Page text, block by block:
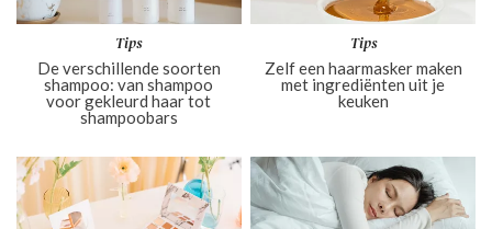
Tips
De verschillende soorten
shampoo: van shampoo
voor gekleurd haar tot
shampoobars
Tips
Zelf een haarmasker maken
met ingrediënten uit je
keuken